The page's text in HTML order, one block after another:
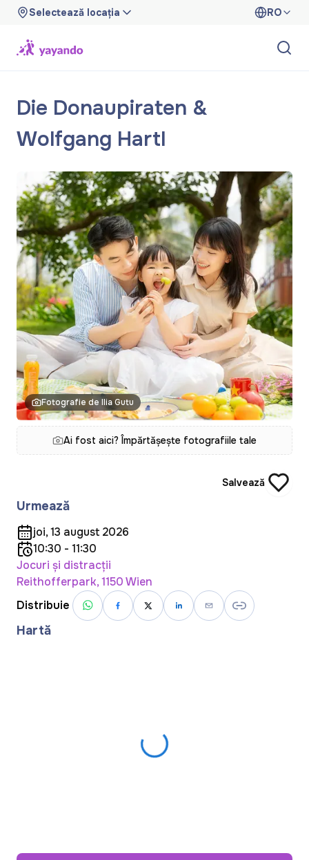
Selectează locația RO
Die Donaupiraten &
Wolfgang Hartl
Fotografie de Ilia Gutu
Ai fost aici? Împărtășește fotografiile tale
Salvează
Urmează
joi, 13 august 2026
10:30 - 11:30
Jocuri și distracții
Reithofferpark, 1150 Wien
Distribuie
Hartă